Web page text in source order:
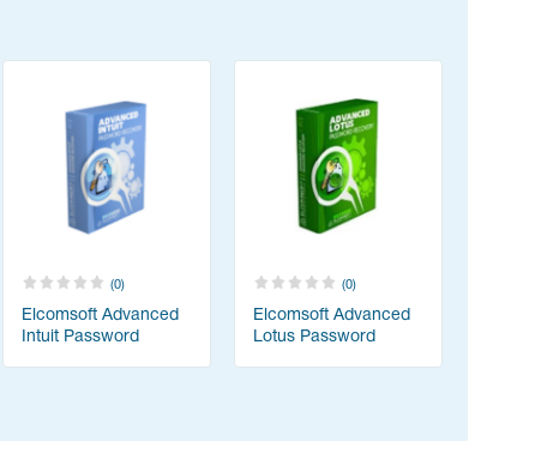
(0)
Elcomsoft Advanced
Intuit Password
(0)
Elcomsoft Advanced
Lotus Password